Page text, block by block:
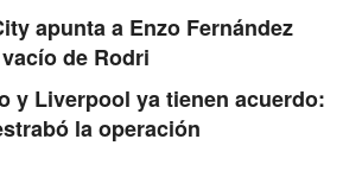
apunta a Enzo Fernández
de Rodri
y Liverpool ya tienen acuerdo:
la operación